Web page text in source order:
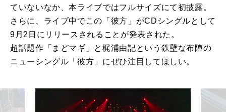
ていないなか、本ライブではフルサイズにて初披露。
さらに、ライブ中でこの「彼方」がCDシングルとして
9月2日にリリースされることが発表された。
超話題作「まどマギ」と梶浦由記という鉄壁な布陣の
ニューシングル「彼方」にぜひ注目してほしい。